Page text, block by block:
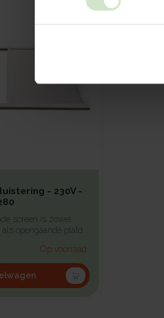
- 230V -
screen is zowel
opengaande platd...
Op voorraad